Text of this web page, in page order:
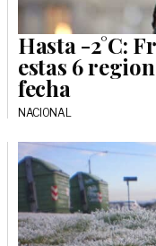
Hasta -2°C:
estas 6
fecha
NACIONAL